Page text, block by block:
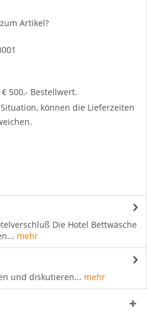
Artikel?
500,- Bestellwert.
können die Lieferzeiten
Die Hotel Bettwäsche
mehr
und diskutieren... mehr